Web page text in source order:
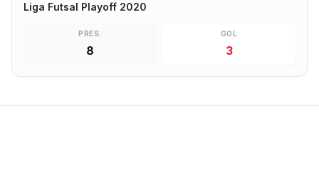
Liga Futsal Playoff 2020
PRES.
8
GOL
3